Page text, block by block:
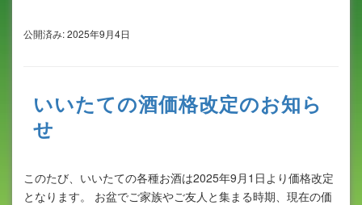
公開済み: 2025年9月4日
いいたての酒価格改定のお知ら
せ
このたび、いいたての各種お酒は2025年9月1日より価格改定
となります。 お盆でご家族やご友人と集まる時期、現在の価